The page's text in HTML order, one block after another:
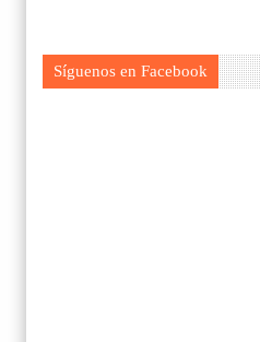
Síguenos en Facebook